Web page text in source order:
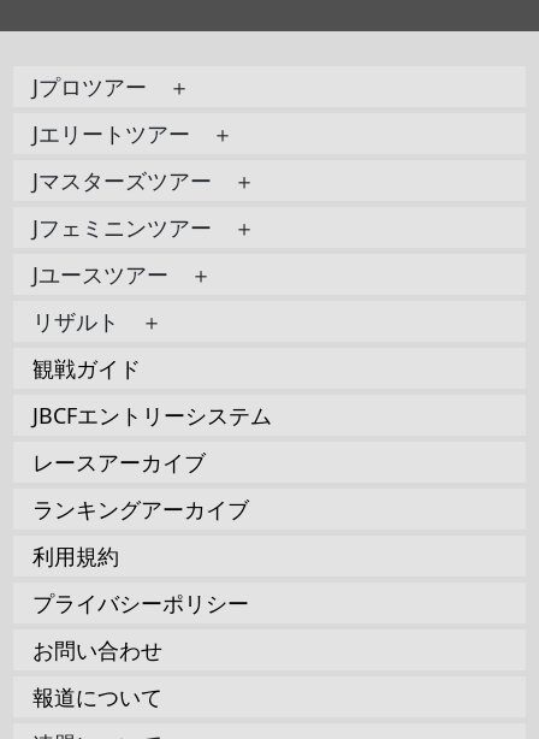
Jプロツアー ＋
Jエリートツアー ＋
Jマスターズツアー ＋
Jフェミニンツアー ＋
Jユースツアー ＋
リザルト ＋
観戦ガイド
JBCFエントリーシステム
レースアーカイブ
ランキングアーカイブ
利用規約
プライバシーポリシー
お問い合わせ
報道について